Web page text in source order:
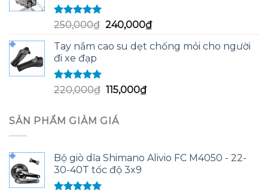
Được xếp
hạng
sao
250,000₫ Giá
là:
240,000₫Giá
tại
Tay nắm cao su dẹt chống mỏi cho người
đi xe đạp
Được xếp
hạng
220,000₫ Giá
là:
220,000₫.
115,000₫Giá
SẢN PHẨM GIẢM GIÁ
Bộ giò dĩa Shimano Alivio FC M4050 - 22-
30-40T tốc độ 3x9